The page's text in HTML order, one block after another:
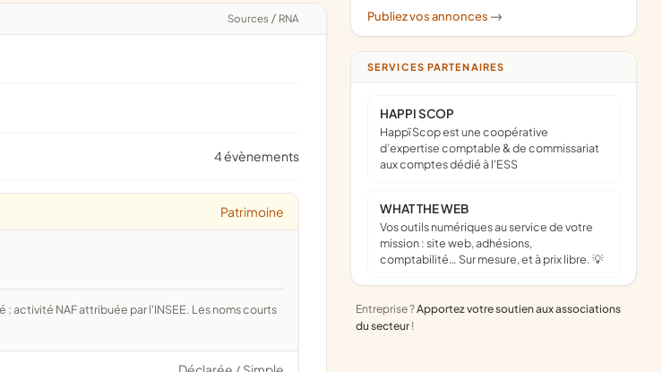
Sources / RNA
4 évènements
Patrimoine
Publiez vos annonces ->
SERVICES PARTENAIRES
HAPPI SCOP
Happï Scop est une coopérative
d’expertise comptable & de commissariat
aux comptes dédié à l'ESS
WHAT THE WEB
Vos outils numériques au service de votre
mission : site web, adhésions,
comptabilité… Sur mesure, et à prix libre. 💡
Entreprise ?Apportez votre soutien aux associations
du secteur !